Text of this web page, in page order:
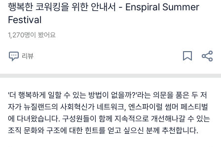
행복한 코워킹을 위한 안내서 - Enspiral Summer
Festival
1,270명이 봤어요
리뷰
'더 행복하게 일할 수 있는 방법이 없을까?'라는 의문을 품은 두 저
자가 뉴질랜드의 사회혁신가 네트워크, 엔스파이럴 썸머 페스티벌
에 다녀왔습니다. 구성원들이 함께 지속적으로 개선해나갈 수 있는
조직 문화와 구조에 대한 힌트를 얻고 싶으신 분께 추천합니다.